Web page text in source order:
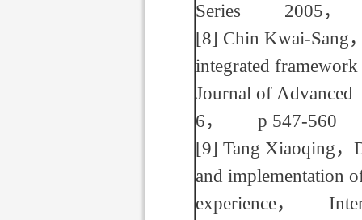
Series 2005 ，
[8] Chin Kwai-Sang
integrated
Journal of
6 ，
p 547-560
[9] Tang Xiaoqing ，
and implementation
experience，